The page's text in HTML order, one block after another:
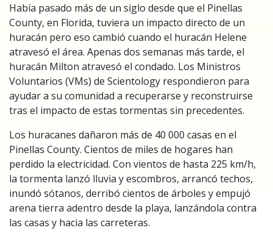
Había pasado más de un siglo desde que el Pinellas
County, en Florida, tuviera un impacto directo de un
huracán pero eso cambió cuando el huracán Helene
atravesó el área. Apenas dos semanas más tarde, el
huracán Milton atravesó el condado. Los Ministros
Voluntarios (VMs) de Scientology respondieron para
ayudar a su comunidad a recuperarse y reconstruirse
tras el impacto de estas tormentas sin precedentes.
Los huracanes dañaron más de 40 000 casas en el
Pinellas County. Cientos de miles de hogares han
perdido la electricidad. Con vientos de hasta 225 km/h,
la tormenta lanzó lluvia y escombros, arrancó techos,
inundó sótanos, derribó cientos de árboles y empujó
arena tierra adentro desde la playa, lanzándola contra
las casas y hacia las carreteras.